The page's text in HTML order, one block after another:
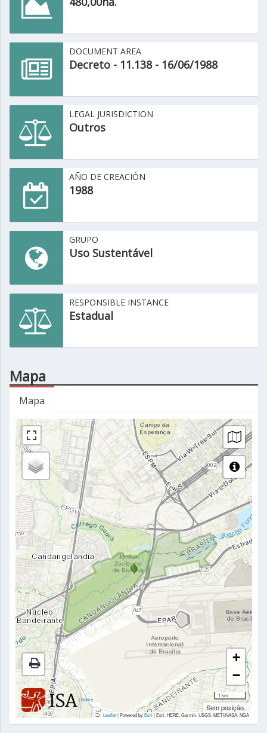
DOCUMENT AREA
Decreto - 11.138 - 16/06/1988
LEGAL JURISDICTION
Outros
AÑO DE CREACIÓN
1988
GRUPO
Uso Sustentável
RESPONSIBLE INSTANCE
Estadual
Mapa
Mapa
|Sobre
+
−
1 km
Sem posição...
Leaflet| Powered byEsri|Esri, HERE, Garmin, USGS, METI/NASA, NGA